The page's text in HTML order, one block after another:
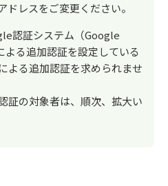
ドレスをご変更ください。
認証システム（Google
る追加認証を設定している
よる追加認証を求められませ
証の対象者は、順次、拡大い